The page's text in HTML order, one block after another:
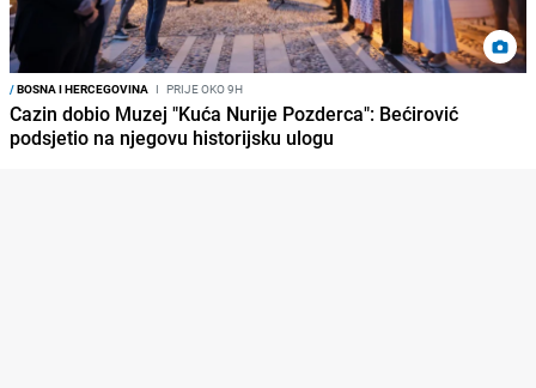
/BOSNA I HERCEGOVINA I PRIJE OKO 9H
Cazin dobio Muzej "Kuća Nurije Pozderca": Bećirović
podsjetio na njegovu historijsku ulogu